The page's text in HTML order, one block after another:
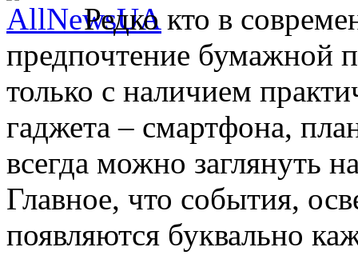
Редко кто в
предпочтение бумажной
только с наличием
гаджета – смартфона,
всегда можно заглянуть
Главное, что события,
появляются буквально